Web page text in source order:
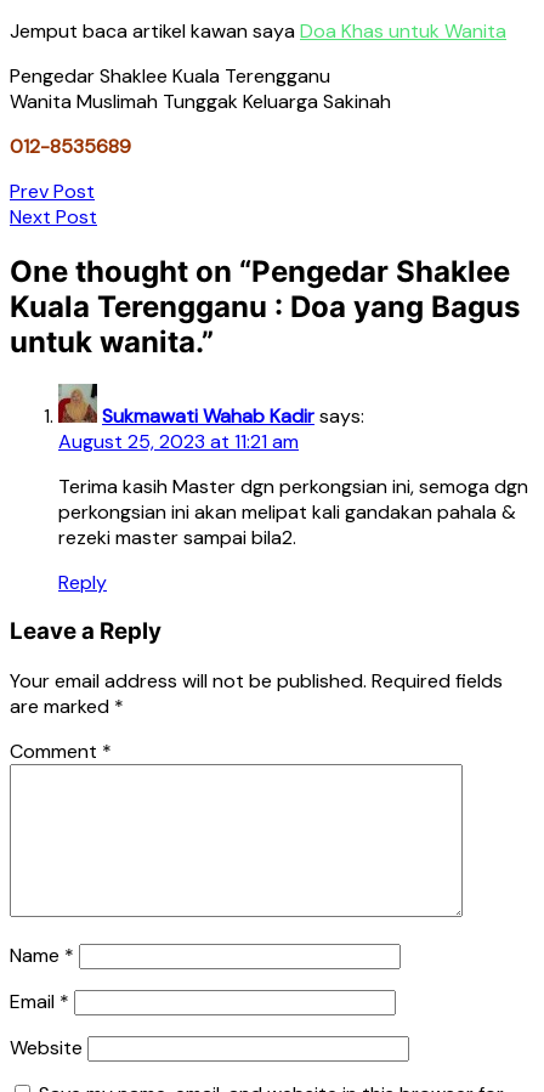
Jemput baca artikel kawan sayaDoa Khas untuk Wanita
Pengedar Shaklee Kuala Terengganu
Wanita Muslimah Tunggak Keluarga Sakinah
012-8535689
Post
navigation
Prev Post
Next Post
One thought on “Pengedar Shaklee
Kuala Terengganu : Doa yang Bagus
untuk wanita.”
Sukmawati Wahab Kadirsays:
August 25, 2023 at 11:21 am
Terima kasih Master dgn perkongsian ini, semoga dgn
perkongsian ini akan melipat kali gandakan pahala &
rezeki master sampai bila2.
Reply
Leave a Reply
Your email address will not be published. Required fields
are marked *
Comment *
Name *
Email *
Website